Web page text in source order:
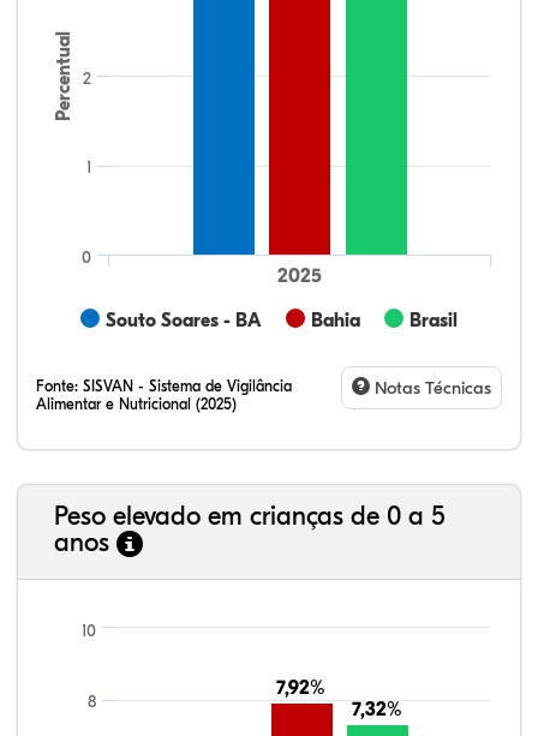
Percentual
Souto Soares - BA Bahia Brasil
2025
0
1
2
Fonte: SISVAN - Sistema de Vigilância
Alimentar e Nutricional (2025)
Notas Técnicas
Peso elevado em crianças de 0 a 5
anos
7,92%
7,92%
7,32%
7,32%
8
10